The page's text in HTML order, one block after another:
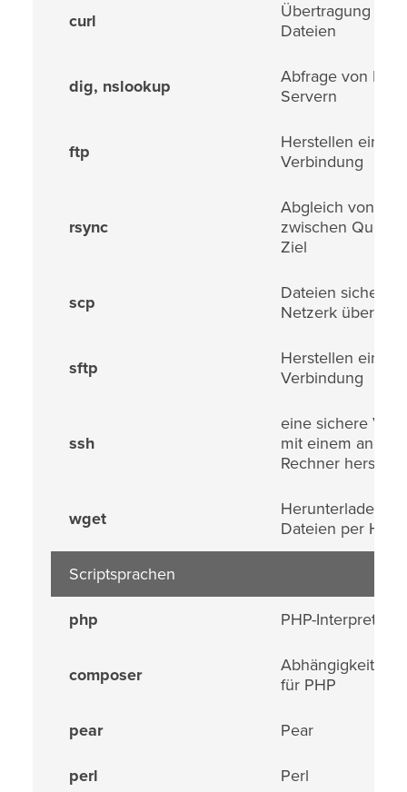
curl
Übertragung von
Dateien
dig, nslookup
Abfrage von DNS
Servern
ftp
Herstellen einer
Verbindung
rsync
Abgleich von
zwischen Quelle
Ziel
scp
Dateien sicher
Netzerk
sftp
Herstellen einer
Verbindung
ssh
eine sichere
mit einem
Rechner
wget
Herunterladen
Dateien per
Scriptsprachen
php PHP-Interpreter
composer
für PHP
pear Pear
perl Perl